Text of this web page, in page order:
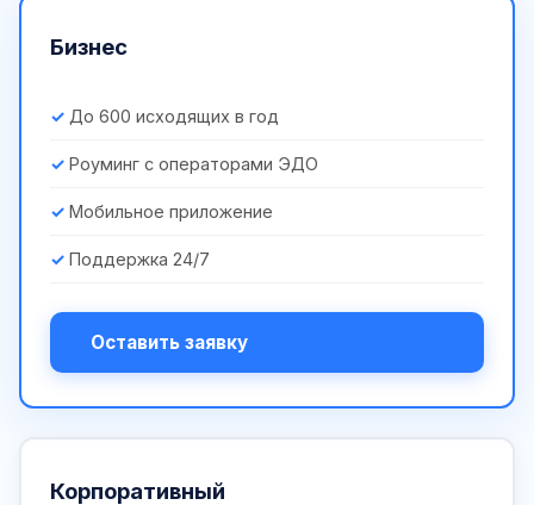
Бизнес
До 600 исходящих в год
Роуминг с операторами ЭДО
Мобильное приложение
Поддержка 24/7
Оставить заявку
Корпоративный